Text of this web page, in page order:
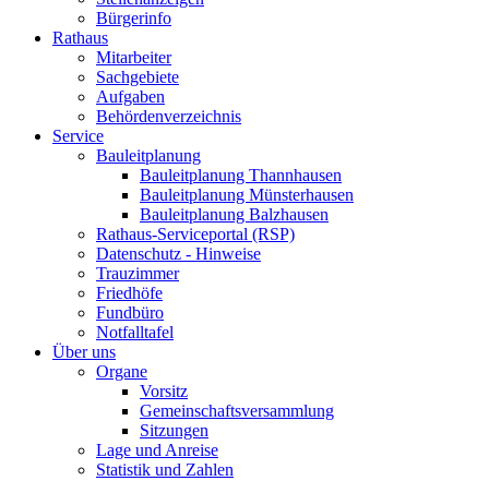
Bürgerinfo
Rathaus
Mitarbeiter
Sachgebiete
Aufgaben
Behördenverzeichnis
Service
Bauleitplanung
Bauleitplanung Thannhausen
Bauleitplanung Münsterhausen
Bauleitplanung Balzhausen
Rathaus-Serviceportal (RSP)
Datenschutz - Hinweise
Trauzimmer
Friedhöfe
Fundbüro
Notfalltafel
Über uns
Organe
Vorsitz
Gemeinschaftsversammlung
Sitzungen
Lage und Anreise
Statistik und Zahlen